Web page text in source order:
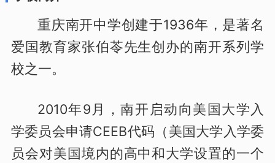
重庆南开中学创建于1936年，是著名
爱国教育家张伯苓先生创办的南开系列学
校之一。
2010年9月，南开启动向美国大学入
学委员会申请CEEB代码（美国大学入学委
员会对美国境内的高中和大学设置的一个